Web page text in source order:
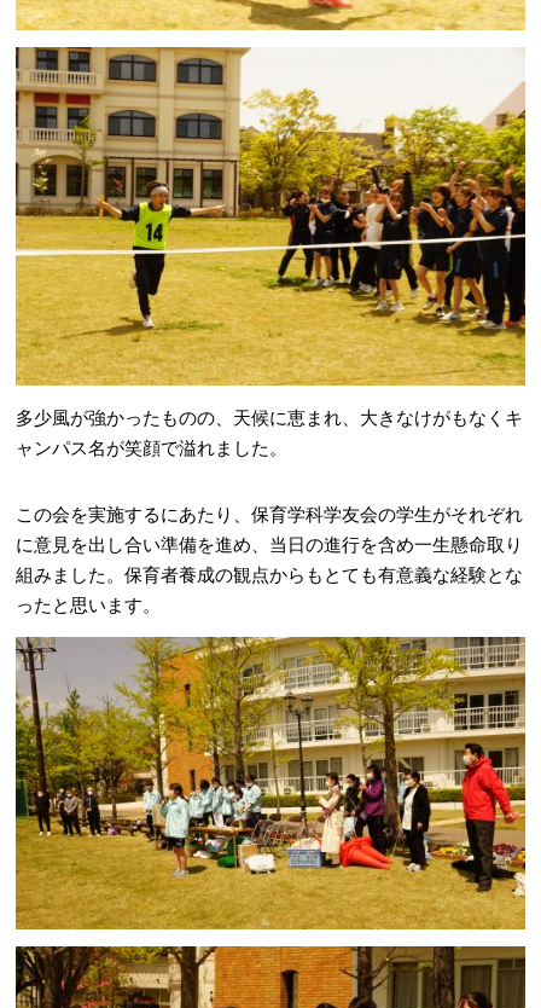
多少風が強かったものの、天候に恵まれ、大きなけがもなくキ
ャンパス名が笑顔で溢れました。
この会を実施するにあたり、保育学科学友会の学生がそれぞれ
に意見を出し合い準備を進め、当日の進行を含め一生懸命取り
組みました。保育者養成の観点からもとても有意義な経験とな
ったと思います。